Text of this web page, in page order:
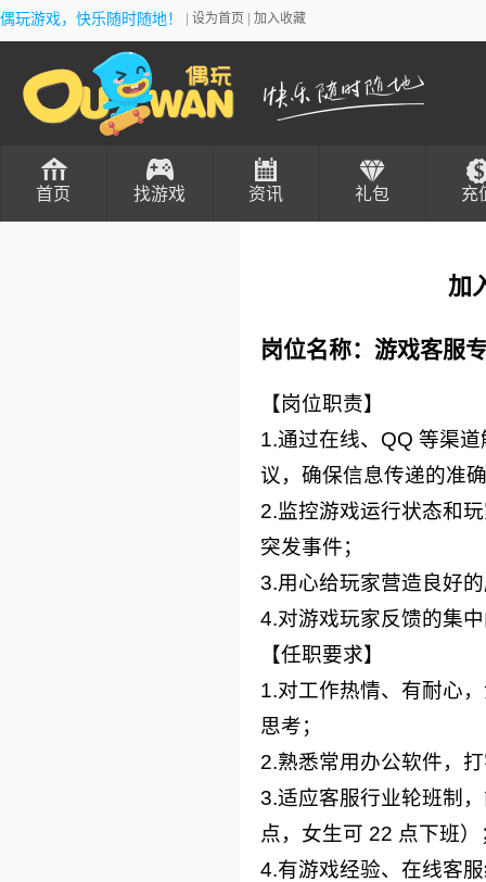
偶玩游戏，快乐随时随地！ 设为首页 加入收藏
首页 找游戏 资讯 礼包 充
加
岗位名称：游戏客服
【岗位职责】
1.通过在线、QQ 等渠
议，确保信息传递的准
2.监控游戏运行状态和
突发事件；
3.用心给玩家营造良好
4.对游戏玩家反馈的集
【任职要求】
1.对工作热情、有耐心
思考；
2.熟悉常用办公软件，
3.适应客服行业轮班制
点，女生可 22 点下班）
4.有游戏经验、在线客